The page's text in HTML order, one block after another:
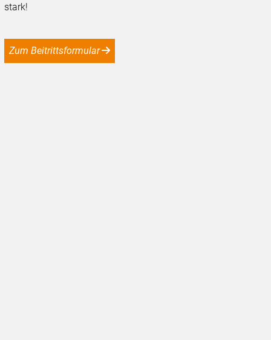
stark!
Zum Beitrittsformular